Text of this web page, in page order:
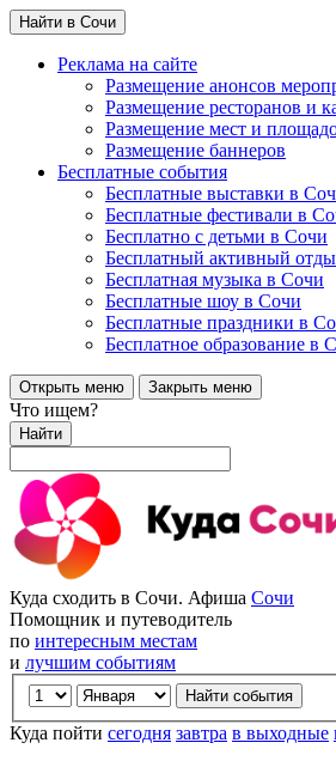
Найти в Сочи
Реклама на сайте
Размещение анонсов
Размещение ресторанов и
Размещение мест и
Размещение баннеров
Бесплатные события
Бесплатные выставки в
Бесплатные фестивали в
Бесплатно с детьми в Сочи
Бесплатный активный
Бесплатная музыка в Сочи
Бесплатные шоу в Сочи
Бесплатные праздники в
Бесплатное образование в
Открыть меню Закрыть меню
Что ищем?
Найти
Куда сходить в Сочи. Афиша Сочи
Помощник и путеводитель
по интересным местам
и лучшим событиям
Куда пойти сегодня завтра в выходные